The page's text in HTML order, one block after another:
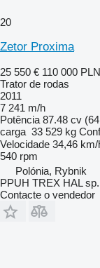
20
Zetor Proxima
25 550 € 110 000 PLN
Trator de rodas
2011
7 241 m/h
Potência 87.48 cv
carga 33 529 kg
Velocidade 34,46 km/
540 rpm
Polónia, Rybnik
PPUH TREX HAL
Contacte o vendedor